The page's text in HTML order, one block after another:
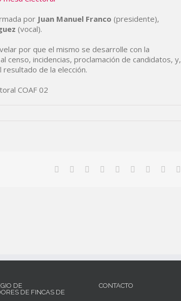
por Juan Manuel Franco (presidente),
(vocal).
por que el mismo se desarrolle con la
incidencias, proclamación de candidatos, y,
de la elección.
DE
DE FINCAS DE
CONTACTO